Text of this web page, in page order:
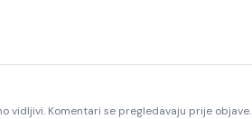
vidljivi. Komentari se pregledavaju prije objave.